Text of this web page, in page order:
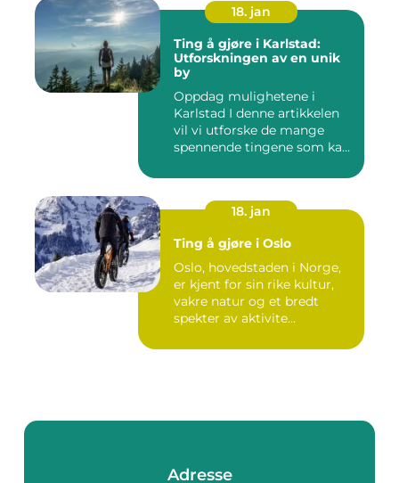
18. jan
Ting å gjøre i Karlstad:
Utforskningen av en unik
by
Oppdag mulighetene i
Karlstad I denne artikkelen
vil vi utforske de mange
spennende tingene som kan
18. jan
Ting å gjøre i Oslo
Oslo, hovedstaden i Norge,
er kjent for sin rike kultur,
vakre natur og et bredt
spekter av aktivite...
Adresse